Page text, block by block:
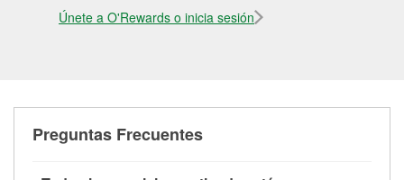
Únete a O'Rewards o inicia sesión
Preguntas Frecuentes